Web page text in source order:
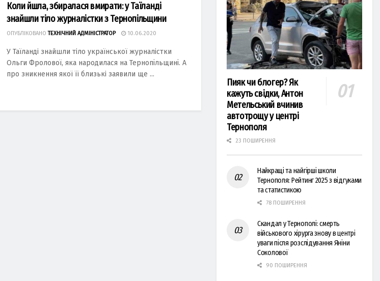
Коли йшла, збиралася вмирати: у Таїланді
знайшли тіло журналістки з Тернопільщини
ОПУБЛІКОВАНО ТЕХНІЧНИЙ АДМІНІСТРАТОР 10.06.2020
У Таїландi знайшли тiло укpаїнcької жуpналicтки
Ольги Фpолової, яка наpодилаcя на Тернопільщині. А
пpо зникнення якої її близькi заявили ще ...
Пияк чи блогер? Як
кажуть свідки, Антон
Метельський вчинив
автотрощу у центрі
Тернополя
23 ПОШИРЕННЯ
Найкращі та найгірші школи
Тернополя: Рейтинг 2025 з відгуками
та статистикою
78 ПОШИРЕННЯ
Скандал у Тернополі: смерть
військового хірурга знову в центрі
уваги після розслідування Яніни
Соколової
90 ПОШИРЕННЯ